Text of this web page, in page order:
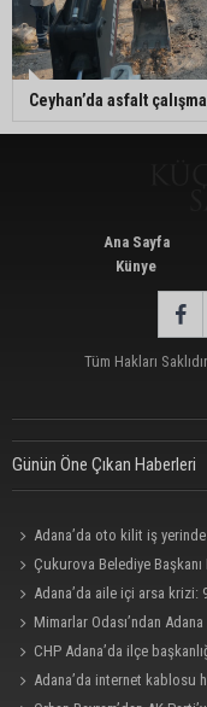
Ceyhan’da asfalt
Ana Sayfa
Künye
Tüm Hakları
Günün Öne Çıkan Haberleri
Adana’da oto kilit iş
Çukurova Belediye Başkanı
Adana’da aile içi arsa krizi:
milyonun 13 milyonu harcandı
Mimarlar Odası’ndan
amaç dışı kullanılmamalı”
CHP Adana’da ilçe
Adana’da internet kablosu